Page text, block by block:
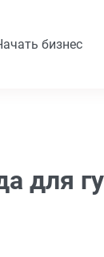
бизнес
для